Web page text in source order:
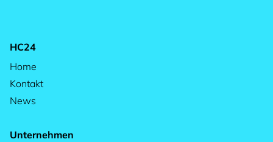
HC24
Home
Kontakt
News
Unternehmen